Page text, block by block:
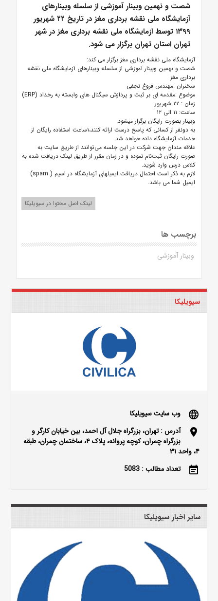
شصت و نهمین وبینار آموزشی از سلسله وبینارهای
آزمایشگاه ملی نقشه برداری مغز در تاریخ ۲۲ شهریور
۱۳۹۹ توسط آزمایشگاه ملی نقشه برداری مغز در شهر
تهران استان تهران برگزار می شود.
آزمایشگاه ملی نقشه برداری مغز برگزار می کند:
شصت و نهمین وبینار آموزشی از سلسله وبینارهای آزمایشگاه ملی نقشه
برداری مغز
سخنران :مهندس فروغ نجفی
موضوع :مقدمه ای بر ثبت و پردازش سیگنال های وابسته به رخداد (ERP)
زمان : ۲۲ شهریور
ساعت: ۱۱ الی ۱۲
وبینار بصورت رایگان برگزار میشود.
به دونفر از کسانی که پاسخ درست ارائه کنند،۱ساعت استفاده رایگان از
خدمات آزمایشگاه داده خواهد شد.
علاقه مندان جهت شرکت در این جلسه می‌توانند از طریق سایت به
صورت رایگان ثبت‌نام نموده و در زمان مقرر از طریق لینک دریافت شده به
کلاس درس وارد شوید.
لازم به ذکر است احتمال دریافت ایمیلهای آزمایشگاه در اسپم ( spam)
ایمیل شما می باشد.
لینک اصل محتوا در سیویلیکا
برچسب ها
وبینار آموزشی
سیویلیکا
language وب سایت سیویلیکا
location_on
آدرس : تهران، بزرگراه جلال آل احمد، بین خیابان کارگر و
بزرگراه چمران، کوچه پروانه، پلاک ۴، ساختمان چمران، طبقه
۴، واحد ۳۱
event_note تعداد مطالب : 5083
سایر اخبار سیویلیکا